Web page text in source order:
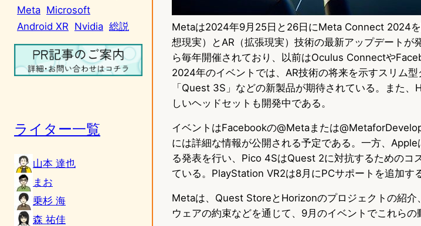
Meta Microsoft
Android XR Nvidia 総説
ライター一覧
山本 達也
まお
乗杉 海
森 祐佳
Metaは2024年9月25日と26日にMeta Connect 2024
想現実）とAR（拡張現実）技術の最新アップデート
ら毎年開催されており、以前はOculus Connectや
2024年のイベントでは、AR技術の将来を示すスリム
「Quest 3S」などの新製品が期待されている。また
しいヘッドセットも開発中である。
イベントはFacebookの@Metaまたは
には詳細な情報が公開される予定である。一方、
る発表を行い、Pico 4SはQuest 2に対抗するためのコ
ている。PlayStation VR2は8月にPCサポートを追加す
Metaは、Quest StoreとHorizonのプロジェクトの紹介
ウェアの約束などを通じて、9月のイベントでこれらの